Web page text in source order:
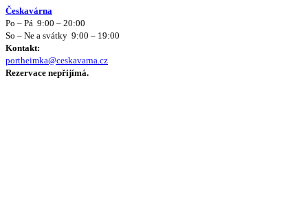
Českavárna
Po – Pá 9:00 – 20:00
So – Ne a svátky 9:00 – 19:00
Kontakt:
portheimka@ceskavarna.cz
Rezervace nepřijímá.